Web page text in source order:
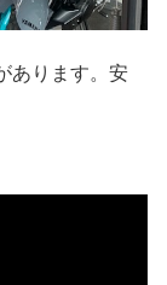
あります。安